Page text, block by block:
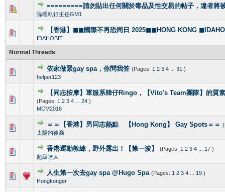
=========請勿貼出任何關於毒品及性交易的帖子，違者將
論壇執行主任GM1
1 Vote(s) - 4 out of 5 in Average
12345
【香港】◼◼國際不再恐同日 2025◼◼HONG KONG
IDAHOBIT
0 Vote(s) - 0 out of 5 in Average
12345
Normal Threads
依家做緊gay spa，你問我答 (Pages: 1 2 3 4 31 )
helper123
0 Vote(s) - 0 out of 5 in Average
12345
【同志按摩】軍服系韓仔Ringo，【Vito's Team團隊】的質
(Pages: 1 2 3 4 24 )
MCM2018
0 Vote(s) - 0 out of 5 in Average
＝＝【香港】男同志熱點 【Hong Kong】 Gay Spots＝＝
太陽的後裔
1 Vote(s) - 1 out of 5 in Average
123
香港運動教練，野外露出！【第一波】 (Pages: 1 2 3 4 17 )
超級達人
0 Vote(s) - 0 out of 5 in Average
123 4
人生第一次去gay spa @Hugo Spa (Pages: 1 2 3 4 19 )
Hongkonger
0 Vote(s) - 0 out of 5 in Average
1 2345